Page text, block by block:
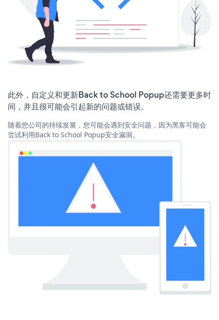
此外，自定义和更新Back to School Popup还需要更多时
间，并且很可能会引起新的问题或错误。
随着您公司的持续发展，您可能会遇到安全问题，因为黑客可能会
尝试利用Back to School Popup安全漏洞。